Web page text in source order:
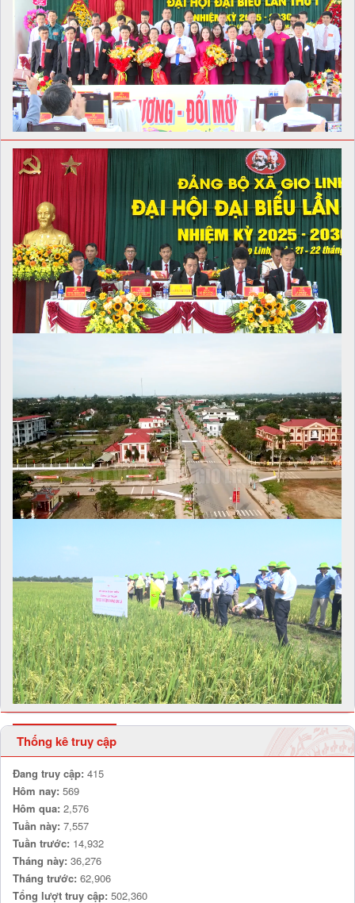
Thống kê truy cập
Đang truy cập: 415
Hôm nay: 569
Hôm qua: 2,576
Tuần này: 7,557
Tuần trước: 14,932
Tháng này: 36,276
Tháng trước: 62,906
Tổng lượt truy cập: 502,360